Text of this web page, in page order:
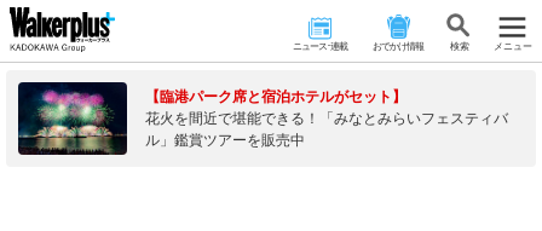
ニュース･連載 おでかけ情報 検 索 メニュー
【臨港パーク席と宿泊ホテルがセット】
花火を間近で堪能できる！「みなとみらいフェスティバ
ル」鑑賞ツアーを販売中